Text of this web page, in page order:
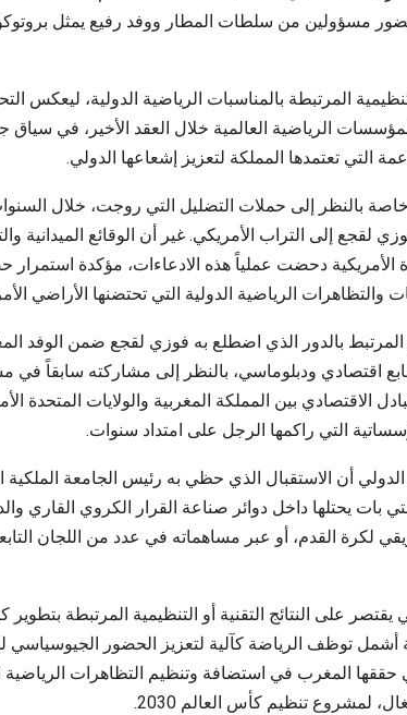
بحضور مسؤولين من سلطات المطار ووفد رفيع يمثل
المرتبطة بالمناسبات الرياضية الدولية، ليعكس
الرياضية العالمية خلال العقد الأخير، في سياق
التي تعتمدها المملكة لتعزيز إشعاعها الدولي.
بالنظر إلى حملات التضليل التي روجت، خلال
لقجع إلى التراب الأمريكي. غير أن الوقائع الميدانية
الأمريكية دحضت عملياً هذه الادعاءات، مؤكدة
الرياضية الدولية التي تحتضنها الأراضي
المرتبط بالدور الذي اضطلع به فوزي لقجع ضمن الوفد
اقتصادي ودبلوماسي، بالنظر إلى مشاركته سابقاً في
الاقتصادي بين المملكة المغربية والولايات المتحدة
التي راكمها الرجل على امتداد سنوات.
أن الاستقبال الذي حظي به رئيس الجامعة الملكية
بات يحتلها داخل دوائر صناعة القرار الكروي القاري
لكرة القدم، أو عبر مساهماته في عدد من اللجان
يقتصر على النتائج التقنية أو التنظيمية المرتبطة بتطوير
أشمل توظف الرياضة كآلية لتعزيز الحضور الجيوسياسي
المغرب في استضافة وتنظيم التظاهرات
لمشروع تنظيم كأس العالم 2030.
مطالب بفتح تحقيق وتوضيح…